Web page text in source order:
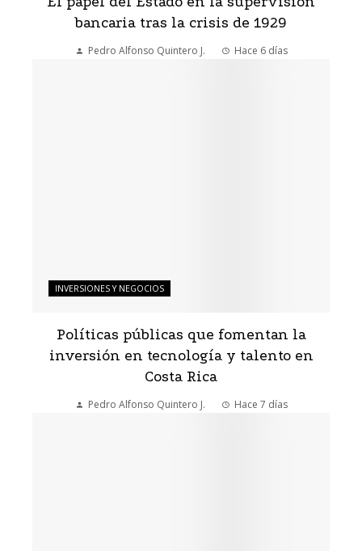
bancaria tras la crisis de 1929
Pedro Alfonso Quintero J. Hace 6 días
INVERSIONES Y NEGOCIOS
Políticas públicas que fomentan la
inversión en tecnología y talento en
Costa Rica
Pedro Alfonso Quintero J. Hace 7 días